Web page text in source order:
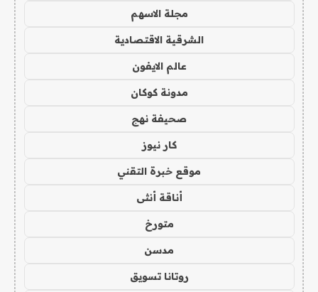
مجلة الاسهم
الشرقية الاقتصادية
عالم الايفون
مدونة كوكان
صحيفة نهج
كار نيوز
موقع خبرة التقني
أناقة أنثى
متورخ
مدسن
روتانا تسويق